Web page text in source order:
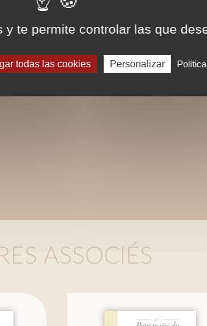
ASSOCIÉS
y te permite controlar las que
todas las cookies Personalizar